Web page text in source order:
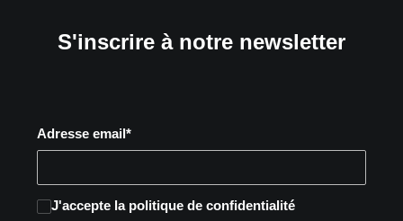
S'inscrire à notre newsletter
Adresse email*
J'accepte la politique de confidentialité